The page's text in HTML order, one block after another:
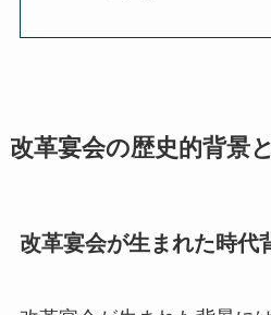
改革宴会の歴史的背景
改革宴会が生まれた時代